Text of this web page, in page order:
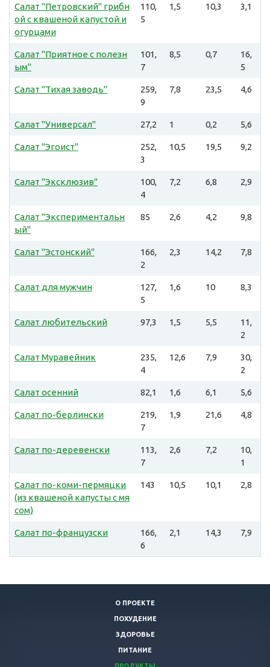
Салат "Петровский" грибн
ой с квашеной капустой и
огурцами
110,
5
1,5 10,3 3,1
Салат "Приятное с полезн
ым"
101,
7
8,5 0,7
16,
5
Салат "Тихая заводь"
259,
9
7,8 23,5 4,6
Салат "Универсал" 27,2 1 0,2 5,6
Салат "Эгоист"
252,
3
10,5 19,5 9,2
Салат "Эксклюзив"
100,
4
7,2 6,8 2,9
Салат "Экспериментальн
ый"
85 2,6 4,2 9,8
Салат "Эстонский"
166,
2
2,3 14,2 7,8
Салат для мужчин
127,
5
1,6 10 8,3
Салат любительский 97,3 1,5 5,5
11,
2
Салат Муравейник
235,
4
12,6 7,9
30,
2
Салат осенний 82,1 1,6 6,1 5,6
Салат по-берлински
219,
7
1,9 21,6 4,8
Салат по-деревенски
113,
7
2,6 7,2
10,
1
Салат по-коми-пермяцки
(из квашеной капусты с мя
сом)
143 10,5 10,1 2,8
Салат по-французски
166,
6
2,1 14,3 7,9
О ПРОЕКТЕ
ПОХУДЕНИЕ
ЗДОРОВЬЕ
ПИТАНИЕ